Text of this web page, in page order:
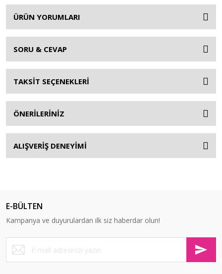
ÜRÜN YORUMLARI
SORU & CEVAP
TAKSİT SEÇENEKLERİ
ÖNERİLERİNİZ
ALIŞVERİŞ DENEYİMİ
E-BÜLTEN
Kampanya ve duyurulardan ilk siz haberdar olun!